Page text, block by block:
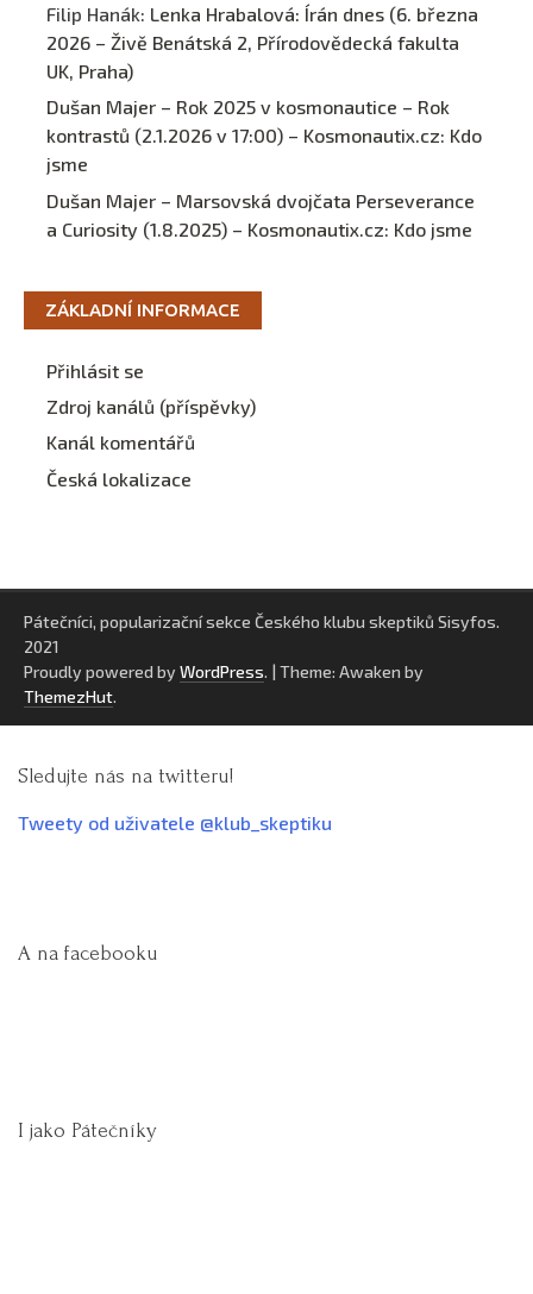
Filip Hanák: Lenka Hrabalová: Írán dnes (6. března
2026 – Živě Benátská 2, Přírodovědecká fakulta
UK, Praha)
Dušan Majer – Rok 2025 v kosmonautice – Rok
kontrastů (2.1.2026 v 17:00) – Kosmonautix.cz: Kdo
jsme
Dušan Majer – Marsovská dvojčata Perseverance
a Curiosity (1.8.2025) – Kosmonautix.cz: Kdo jsme
ZÁKLADNÍ INFORMACE
Přihlásit se
Zdroj kanálů (příspěvky)
Kanál komentářů
Česká lokalizace
Pátečníci, popularizační sekce Českého klubu skeptiků Sisyfos.
2021
Proudly powered by WordPress. | Theme: Awaken by
ThemezHut.
Sledujte nás na twitteru!
Tweety od uživatele @klub_skeptiku
A na facebooku
I jako Pátečníky